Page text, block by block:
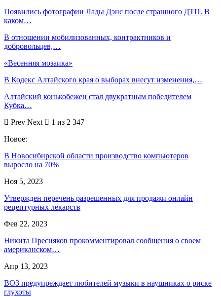
Появились фотографии Лады Дэнс после страшного ДТП. В
каком…
В отношении мобилизованных, контрактников и
добровольцев,…
«Весенняя мозаика»
В Кодекс Алтайского края о выборах внесут изменения,…
Алтайский конькобежец стал двукратным победителем
Кубка…
Prev Next
1 из 2 347
Новое:
В Новосибирской области производство компьютеров
выросло на 70%
Ноя 5, 2023
Утвержден перечень разрешенных для продажи онлайн
рецептурных лекарств
Фев 22, 2023
Никита Пресняков прокомментировал сообщения о своем
американском…
Апр 13, 2023
ВОЗ предупреждает любителей музыки в наушниках о риске
глухоты